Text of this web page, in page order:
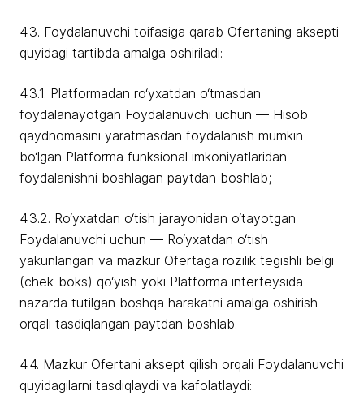
4.3. Foydalanuvchi toifasiga qarab Ofertaning aksepti
quyidagi tartibda amalga oshiriladi:
4.3.1. Platformadan ro‘yxatdan o‘tmasdan
foydalanayotgan Foydalanuvchi uchun — Hisob
qaydnomasini yaratmasdan foydalanish mumkin
bo‘lgan Platforma funksional imkoniyatlaridan
foydalanishni boshlagan paytdan boshlab;
4.3.2. Ro‘yxatdan o‘tish jarayonidan o‘tayotgan
Foydalanuvchi uchun — Ro‘yxatdan o‘tish
yakunlangan va mazkur Ofertaga rozilik tegishli belgi
(chek-boks) qo‘yish yoki Platforma interfeysida
nazarda tutilgan boshqa harakatni amalga oshirish
orqali tasdiqlangan paytdan boshlab.
4.4. Mazkur Ofertani aksept qilish orqali Foydalanuvchi
quyidagilarni tasdiqlaydi va kafolatlaydi: